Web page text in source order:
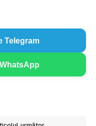
Telegram